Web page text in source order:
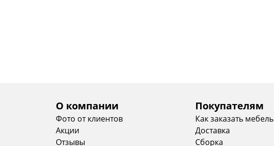
О компании
Фото от клиентов
Акции
Отзывы
Покупателям
Как заказать мебель
Доставка
Сборка